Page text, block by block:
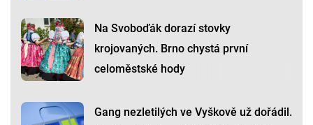
Na Svoboďák dorazí stovky
krojovaných. Brno chystá první
celoměstské hody
Gang nezletilých ve Vyškově už dořádil.